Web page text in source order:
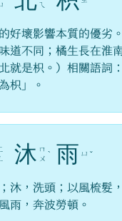
ㄟ
好壞影響本質的優劣
道不同；橘生長在淮
就是枳。）相關語詞
枳」。
沐 ㄇ
ㄨ ˋ 雨 ㄩ ˇ
沐，洗頭；以風梳髮
雨，奔波勞頓。